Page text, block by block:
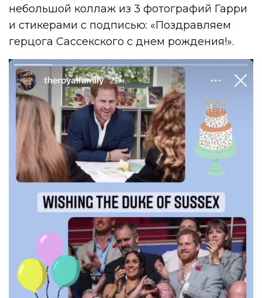
небольшой коллаж из 3 фотографий Гарри
и стикерами с подписью: «Поздравляем
герцога Сассекского с днем ​​рождения!».